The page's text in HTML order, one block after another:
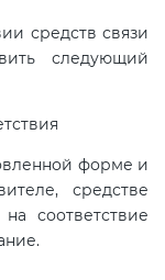
средств связи
следующий
форме и
средстве
соответствие